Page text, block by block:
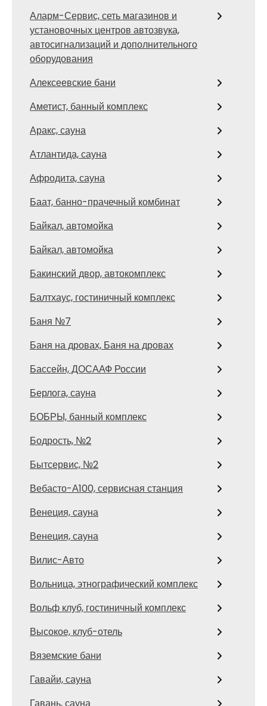
Аларм-Сервис, сеть магазинов и
установочных центров автозвука,
автосигнализаций и дополнительного
оборудования
Алексеевские бани
Аметист, банный комплекс
Аракс, сауна
Атлантида, сауна
Афродита, сауна
Баат, банно-прачечный комбинат
Байкал, автомойка
Байкал, автомойка
Бакинский двор, автокомплекс
Балтхаус, гостиничный комплекс
Баня №7
Баня на дровах, Баня на дровах
Бассейн, ДОСААФ России
Берлога, сауна
БОБРЫ, банный комплекс
Бодрость, №2
Бытсервис, №2
Вебасто-А100, сервисная станция
Венеция, сауна
Венеция, сауна
Вилис-Авто
Вольница, этнографический комплекс
Вольф клуб, гостиничный комплекс
Высокое, клуб-отель
Вяземские бани
Гавайи, сауна